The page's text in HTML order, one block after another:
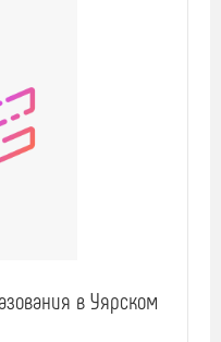
в Уярском